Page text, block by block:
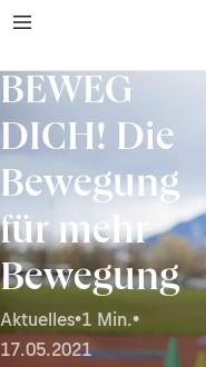
BEWEG
DICH! Die
Bewegung
für mehr
Bewegung
Aktuelles•1 Min.•
17.05.2021